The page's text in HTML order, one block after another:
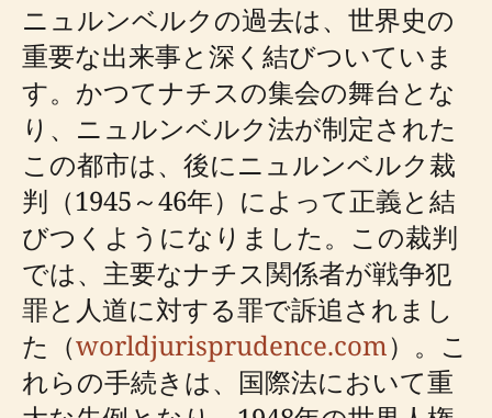
ニュルンベルクの過去は、世界史の
重要な出来事と深く結びついていま
す。かつてナチスの集会の舞台とな
り、ニュルンベルク法が制定された
この都市は、後にニュルンベルク裁
判（1945～46年）によって正義と結
びつくようになりました。この裁判
では、主要なナチス関係者が戦争犯
罪と人道に対する罪で訴追されまし
た（worldjurisprudence.com）。こ
れらの手続きは、国際法において重